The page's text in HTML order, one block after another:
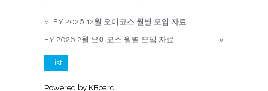
« FY 2026 12월 오이코스 월별 모임 자료
FY 2026 2월 오이코스 월별 모임 자료
»
List
Powered by KBoard